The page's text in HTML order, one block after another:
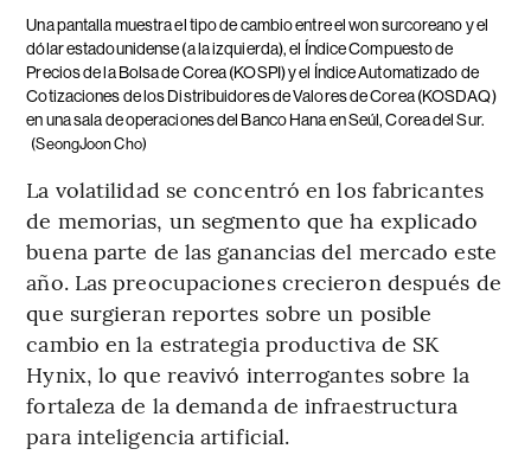
Una pantalla muestra el tipo de cambio entre el won surcoreano y el
dólar estadounidense (a la izquierda), el Índice Compuesto de
Precios de la Bolsa de Corea (KOSPI) y el Índice Automatizado de
Cotizaciones de los Distribuidores de Valores de Corea (KOSDAQ)
en una sala de operaciones del Banco Hana en Seúl, Corea del Sur.
(SeongJoon Cho)
La volatilidad se concentró en los fabricantes
de memorias, un segmento que ha explicado
buena parte de las ganancias del mercado este
año. Las preocupaciones crecieron después de
que surgieran reportes sobre un posible
cambio en la estrategia productiva de SK
Hynix, lo que reavivó interrogantes sobre la
fortaleza de la demanda de infraestructura
para inteligencia artificial.